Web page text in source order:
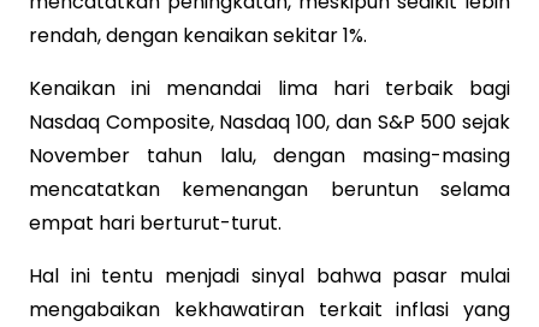
rendah, dengan kenaikan sekitar 1%.
Kenaikan ini menandai lima hari terbaik bagi
Nasdaq Composite, Nasdaq 100, dan S&P 500 sejak
November tahun lalu, dengan masing-masing
mencatatkan kemenangan beruntun selama
empat hari berturut-turut.
Hal ini tentu menjadi sinyal bahwa pasar mulai
mengabaikan kekhawatiran terkait inflasi yang